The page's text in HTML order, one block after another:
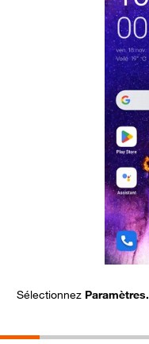
Sélectionnez Paramètres.